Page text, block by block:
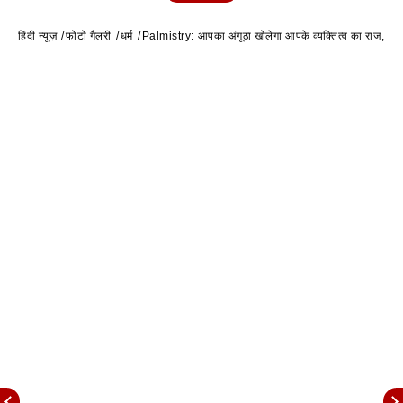
हिंदी न्यूज़ फोटो गैलरी धर्म Palmistry: आपका अंगूठा खोलेगा आपके व्यक्तित्व का राज,